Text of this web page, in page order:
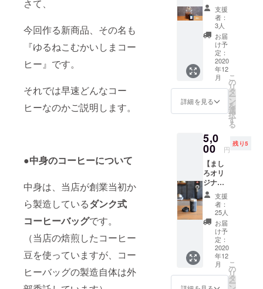
さて、
今回作る新商品、その名も
『ゆるねこむかいしまコー
ヒー』です。
それでは早速どんなコー
ヒーなのかご説明します。
●中身のコーヒーについて
中身は、当店が創業当初か
ら製造しているダンク式
コーヒーバッグです。
（当店の焙煎したコーヒー
豆を使っていますが、コー
ヒーバッグの製造自体は外
※ご支援
金額に
は、配
送料金
及び梱
包資材
費用等
が含ま
れてい
※配送方
法はお
ん。
す。 ※
発送は
２０２
１年１
～２月
頃を予
定して
おりま
す。 ※
金額に
は、配
包資材
費用等
が含ま
れてい
ます。
※配送方
法はお
選び頂
けませ
ん。
りませ
んが、
なるべ
くお早
めにご
来店く
ださい
ませ。
・本リ
ターン
品にお
お渡し
に切替
えるこ
とがで
きませ
んの
で、予
めご了
承をお
願い致
しま
す。
法はお
選び頂
けませ
ん。
お楽し
みコー
ス
200g×2
種】 ●
リター
ン品 ①
コー
ヒー豆
（粉）
200g×2
種類 オ
プショ
挽き方
をご選
択くだ
さい。
コー
ヒーの2
種類に
つい
て、ご
希望が
あれ
ば、備
考欄に
ご記入
くださ
い。 ご
希望が
支援
者：
3人
お届
け予
定：
2020
年12
月
詳細を見る
こ
の
リ
タ
ー
ン
を
選
択
す
る
5,0
00 円
残り5
【まし
ろオリ
ジナル
グッズ
コー
ス】 ◆
リター
ン品◆
①まし
ろオリ
ジナル
タンブ
ラー
１個 ②
支援
者：
25人
お届
け予
定：
2020
年12
月
こ
の
リ
タ
ー